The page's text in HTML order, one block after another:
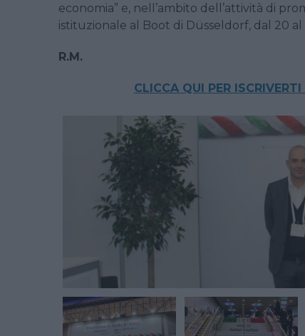
economia” e, nell’ambito dell’attività di
istituzionale al Boot di Düsseldorf, dal 20
R.M.
CLICCA QUI PER